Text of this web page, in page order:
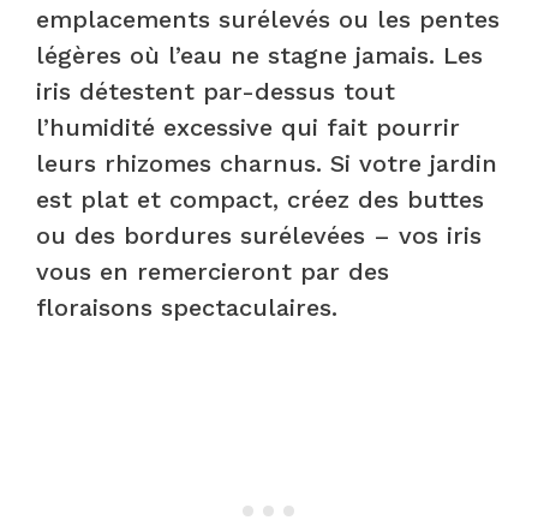
emplacements surélevés ou les pentes
légères où l’eau ne stagne jamais. Les
iris détestent par-dessus tout
l’humidité excessive qui fait pourrir
leurs rhizomes charnus. Si votre jardin
est plat et compact, créez des buttes
ou des bordures surélevées – vos iris
vous en remercieront par des
floraisons spectaculaires.